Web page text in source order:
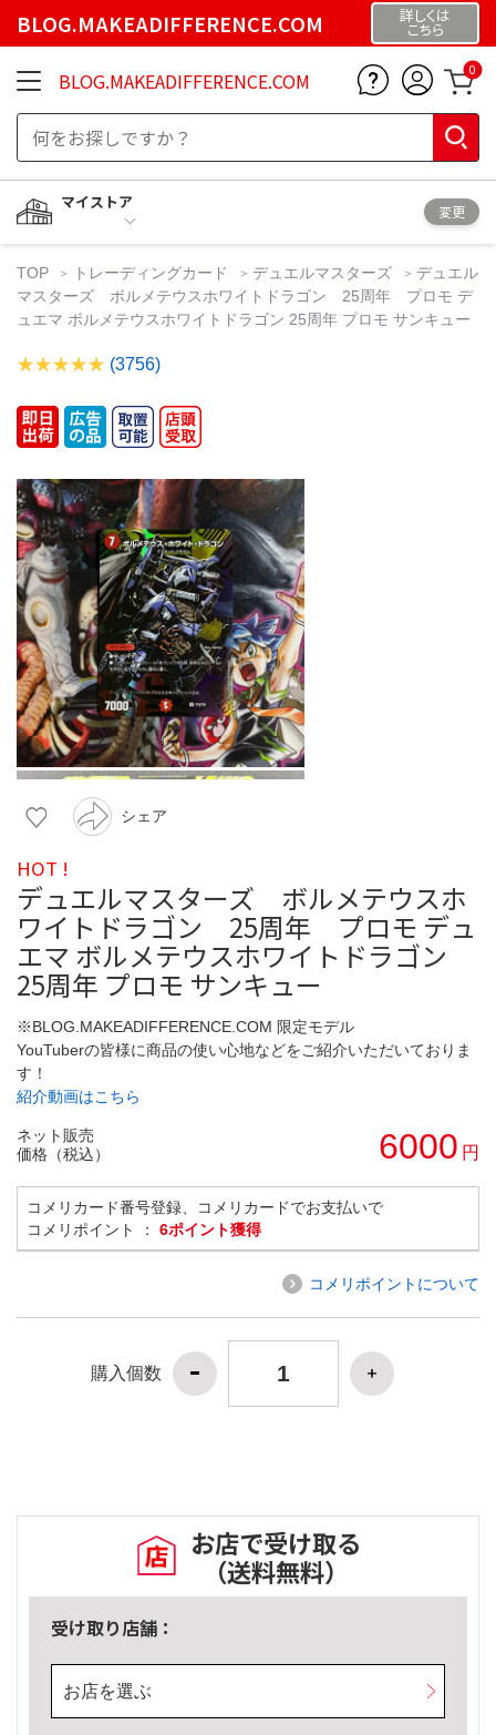
BLOG.MAKEADIFFERENCE.COM 詳しくは
こちら
BLOG.MAKEADIFFERENCE.COM 0
マイストア
変更
TOP トレーディングカード デュエルマスターズ
デュエル
マスターズ ボルメテウスホワイトドラゴン 25周年 プロモ デ
ュエマ ボルメテウスホワイトドラゴン 25周年 プロモ サンキュー
(3756)
シェア
HOT !
デュエルマスターズ ボルメテウスホ
ワイトドラゴン 25周年 プロモ デュ
エマ ボルメテウスホワイトドラゴン
25周年 プロモ サンキュー
※BLOG.MAKEADIFFERENCE.COM 限定モデル
YouTuberの皆様に商品の使い心地などをご紹介いただいておりま
す！
紹介動画はこちら
ネット販売
価格（税込）
6000 円
コメリカード番号登録、コメリカードでお支払いで
コメリポイント ： 6ポイント獲得
コメリポイントについて
購入個数
お店で受け取る
（送料無料）
受け取り店舗：
お店を選ぶ